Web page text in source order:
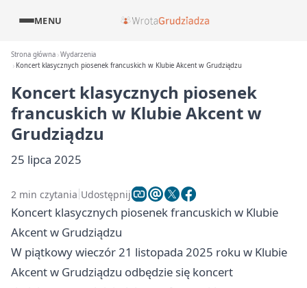
MENU
Strona główna Wydarzenia
Koncert klasycznych piosenek francuskich w Klubie Akcent w Grudziądzu
Koncert klasycznych piosenek
francuskich w Klubie Akcent w
Grudziądzu
25 lipca 2025
2 min czytania Udostępnij
Koncert klasycznych piosenek francuskich w Klubie
Akcent w Grudziądzu
W piątkowy wieczór 21 listopada 2025 roku w Klubie
Akcent w Grudziądzu odbędzie się koncert